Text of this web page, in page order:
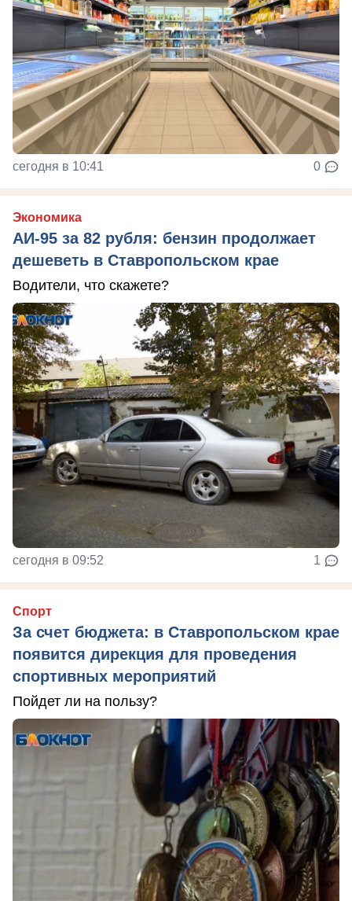
сегодня в 10:41 0
Экономика
АИ-95 за 82 рубля: бензин продолжает
дешеветь в Ставропольском крае
Водители, что скажете?
сегодня в 09:52 1
Спорт
За счет бюджета: в Ставропольском крае
появится дирекция для проведения
спортивных мероприятий
Пойдет ли на пользу?